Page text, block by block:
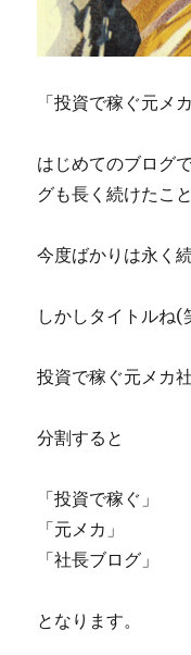
「投資で稼ぐ元メ
はじめてのブログ
グも長く続けたこ
今度ばかりは永く
しかしタイトルね(
投資で稼ぐ元メカ
分割すると
「投資で稼ぐ」
「元メカ」
「社長ブログ」
となります。